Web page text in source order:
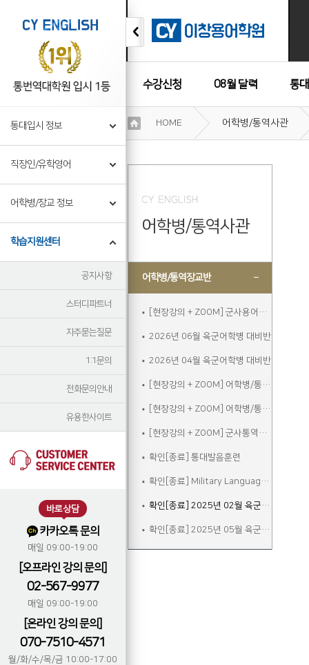
수강신청 08월 달력 통
수강후기
통대입시 정보
직장인/유학영어
어학병/장교 정보
학습지원센터
공지사항
스터디파트너
자주묻는질문
1:1문의
전화문의안내
유용한사이트
바로상담
카카오톡 문의
매일 09:00-19:00
[오프라인 강의 문의]
02-567-9977
매일 09:00-19:00
[온라인 강의 문의]
070-7510-4571
월/화/수/목/금 10:00-17:00
기
정
HOME 어학병/통역사관
어학병/통역사관
어학병/통역장교반
[현장강의 + ZOOM] 군사용어속성반
2026년 06월 육군어학병 대비반
2026년 04월 육군어학병 대비반
[현장강의 + ZOOM] 어학병/통역장교 A
[현장강의 + ZOOM] 어학병/통역장교 B
[현장강의 + ZOOM] 군사통역번역 시험대비 주말
확인[종료] 통대발음훈련
확인[종료] Military Language Training Program (OSAN) for February 2023
확인[종료] 2025년 02월 육군어학병 대비반
확인[종료] 2025년 05월 육군어학병 대비반